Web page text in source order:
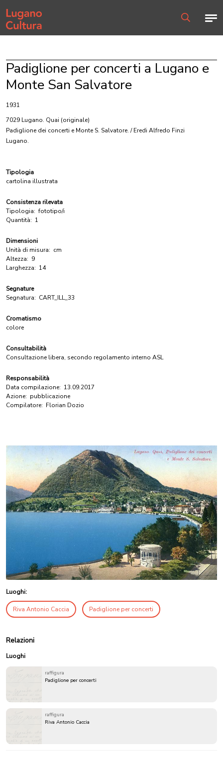
Home page
Padiglione per concerti a Lugano e
Monte San Salvatore
1931
7029 Lugano. Quai (originale)
Padiglione dei concerti e Monte S. Salvatore. / Eredi Alfredo Finzi
Lugano.
Tipologia
cartolina illustrata
Consistenza rilevata
Tipologia: fototipo/i
Quantità: 1
Dimensioni
Unità di misura: cm
Altezza: 9
Larghezza: 14
Segnature
Segnatura: CART_ILL_33
Cromatismo
colore
Consultabilità
Consultazione libera, secondo regolamento interno ASL
Responsabilità
Data compilazione: 13.09.2017
Azione: pubblicazione
Compilatore: Florian Dozio
Luoghi:
Riva Antonio Caccia Padiglione per concerti
Relazioni
Luoghi
raffigura
Padiglione per concerti
raffigura
Riva Antonio Caccia